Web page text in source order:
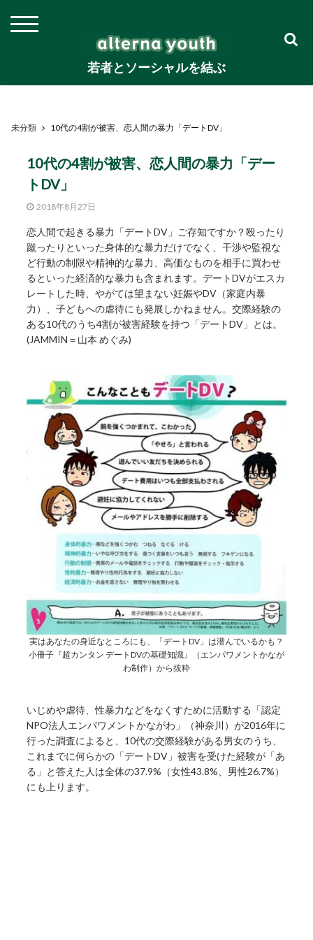
若者とソーシャルを結ぶ
未分類 10代の4割が被害、恋人間の暴力「デートDV」
10代の4割が被害、恋人間の暴力「デー
トDV」
2018年8月27日
恋人間で起きる暴力「デートDV」ご存知ですか？殴ったり
蹴ったりといった身体的な暴力だけでなく、干渉や監視な
ど行動の制限や精神的な暴力、高価なものを相手に買わせ
るといった経済的な暴力も含まれます。デートDVがエスカ
レートした時、やがては望まない妊娠やDV（家庭内暴
力）、子どもへの虐待にも発展しかねません。交際経験の
ある10代のうち4割が被害経験を持つ「デートDV」とは。
(JAMMIN＝山本 めぐみ)
実はあなたの身近なところにも、「デートDV」は潜んでいるかも？
小冊子『超カンタン デートDVの基礎知識』（エンパワメントかなが
わ制作）から抜粋
いじめや虐待、性暴力などをなくすために活動する「認定
NPO法人エンパワメントかながわ」（神奈川）が2016年に
行った調査によると、10代の交際経験がある男女のうち、
これまでに何らかの「デートDV」被害を受けた経験が「あ
る」と答えた人は全体の37.9%（女性43.8%、男性26.7%）
にも上ります。